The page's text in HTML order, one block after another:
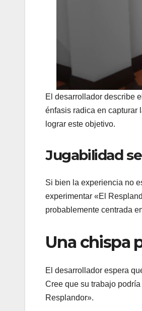
El desarrollador describe
énfasis radica en capturar
lograr este objetivo.
Jugabilidad
Si bien la experiencia no
experimentar «El
probablemente centrada
Una chispa
El desarrollador espera
Cree que su trabajo
Resplandor».